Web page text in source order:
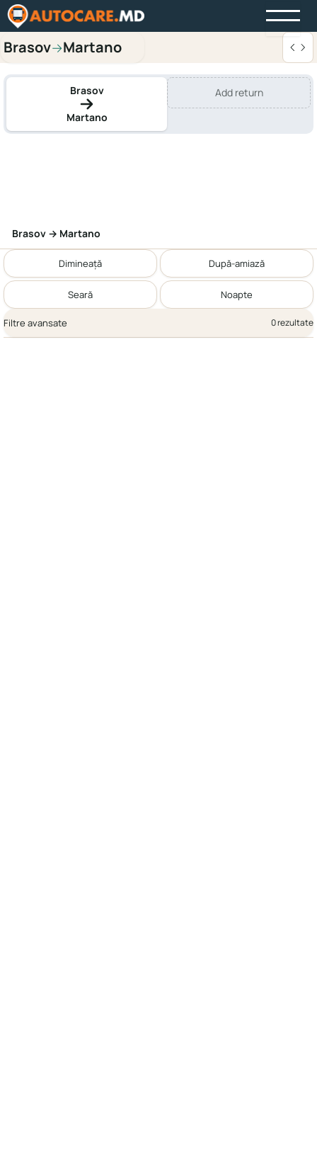
Brasov→Martano
Brasov
Martano
Add return
Brasov → Martano
Dimineață După-amiază
Seară Noapte
Filtre avansate 0 rezultate